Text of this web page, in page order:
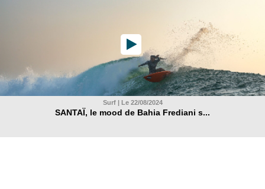
Surf | Le 22/08/2024
SANTAÏ, le mood de Bahia Frediani s...